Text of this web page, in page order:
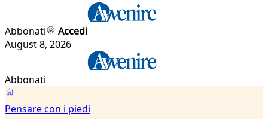
Abbonati
Accedi
August 8, 2026
Abbonati
Pensare con i piedi